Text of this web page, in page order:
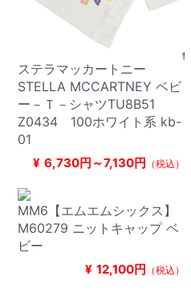
ステラマッカートニー
STELLA MCCARTNEY ベビ
ー－Ｔ－シャツTU8B51
Z0434 100ホワイト系 kb-
01
¥ 6,730円～7,130円 （税込）
MM6【エムエムシックス】
M60279 ニットキャップ ベ
ビー
¥ 12,100円 （税込）